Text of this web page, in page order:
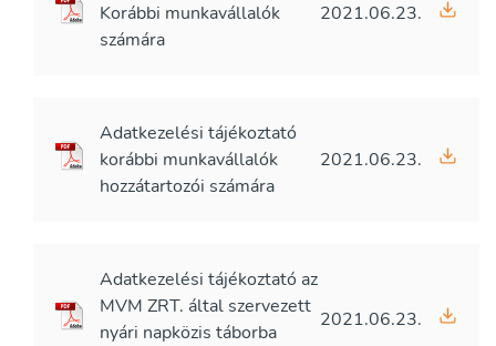
Korábbi munkavállalók
számára
2021.06.23.
Adatkezelési tájékoztató
korábbi munkavállalók
hozzátartozói számára
2021.06.23.
Adatkezelési tájékoztató az
MVM ZRT. által szervezett
nyári napközis táborba
2021.06.23.